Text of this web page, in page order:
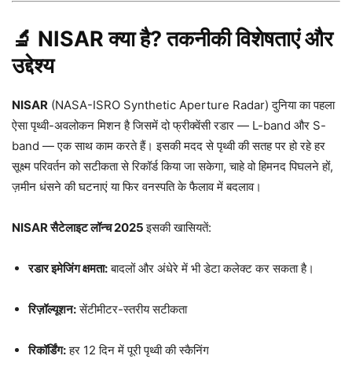
🔬 NISAR क्या है? तकनीकी विशेषताएं और
उद्देश्य
NISAR (NASA-ISRO Synthetic Aperture Radar) दुनिया का पहला
ऐसा पृथ्वी-अवलोकन मिशन है जिसमें दो फ्रीक्वेंसी रडार — L-band और S-
band — एक साथ काम करते हैं। इसकी मदद से पृथ्वी की सतह पर हो रहे हर
सूक्ष्म परिवर्तन को सटीकता से रिकॉर्ड किया जा सकेगा, चाहे वो हिमनद पिघलने हों,
ज़मीन धंसने की घटनाएं या फिर वनस्पति के फैलाव में बदलाव।
NISAR सैटेलाइट लॉन्च 2025इसकी खासियतें:
रडार इमेजिंग क्षमता:बादलों और अंधेरे में भी डेटा कलेक्ट कर सकता है।
रिज़ॉल्यूशन:सेंटीमीटर-स्तरीय सटीकता
रिकॉर्डिंग:हर 12 दिन में पूरी पृथ्वी की स्कैनिंग